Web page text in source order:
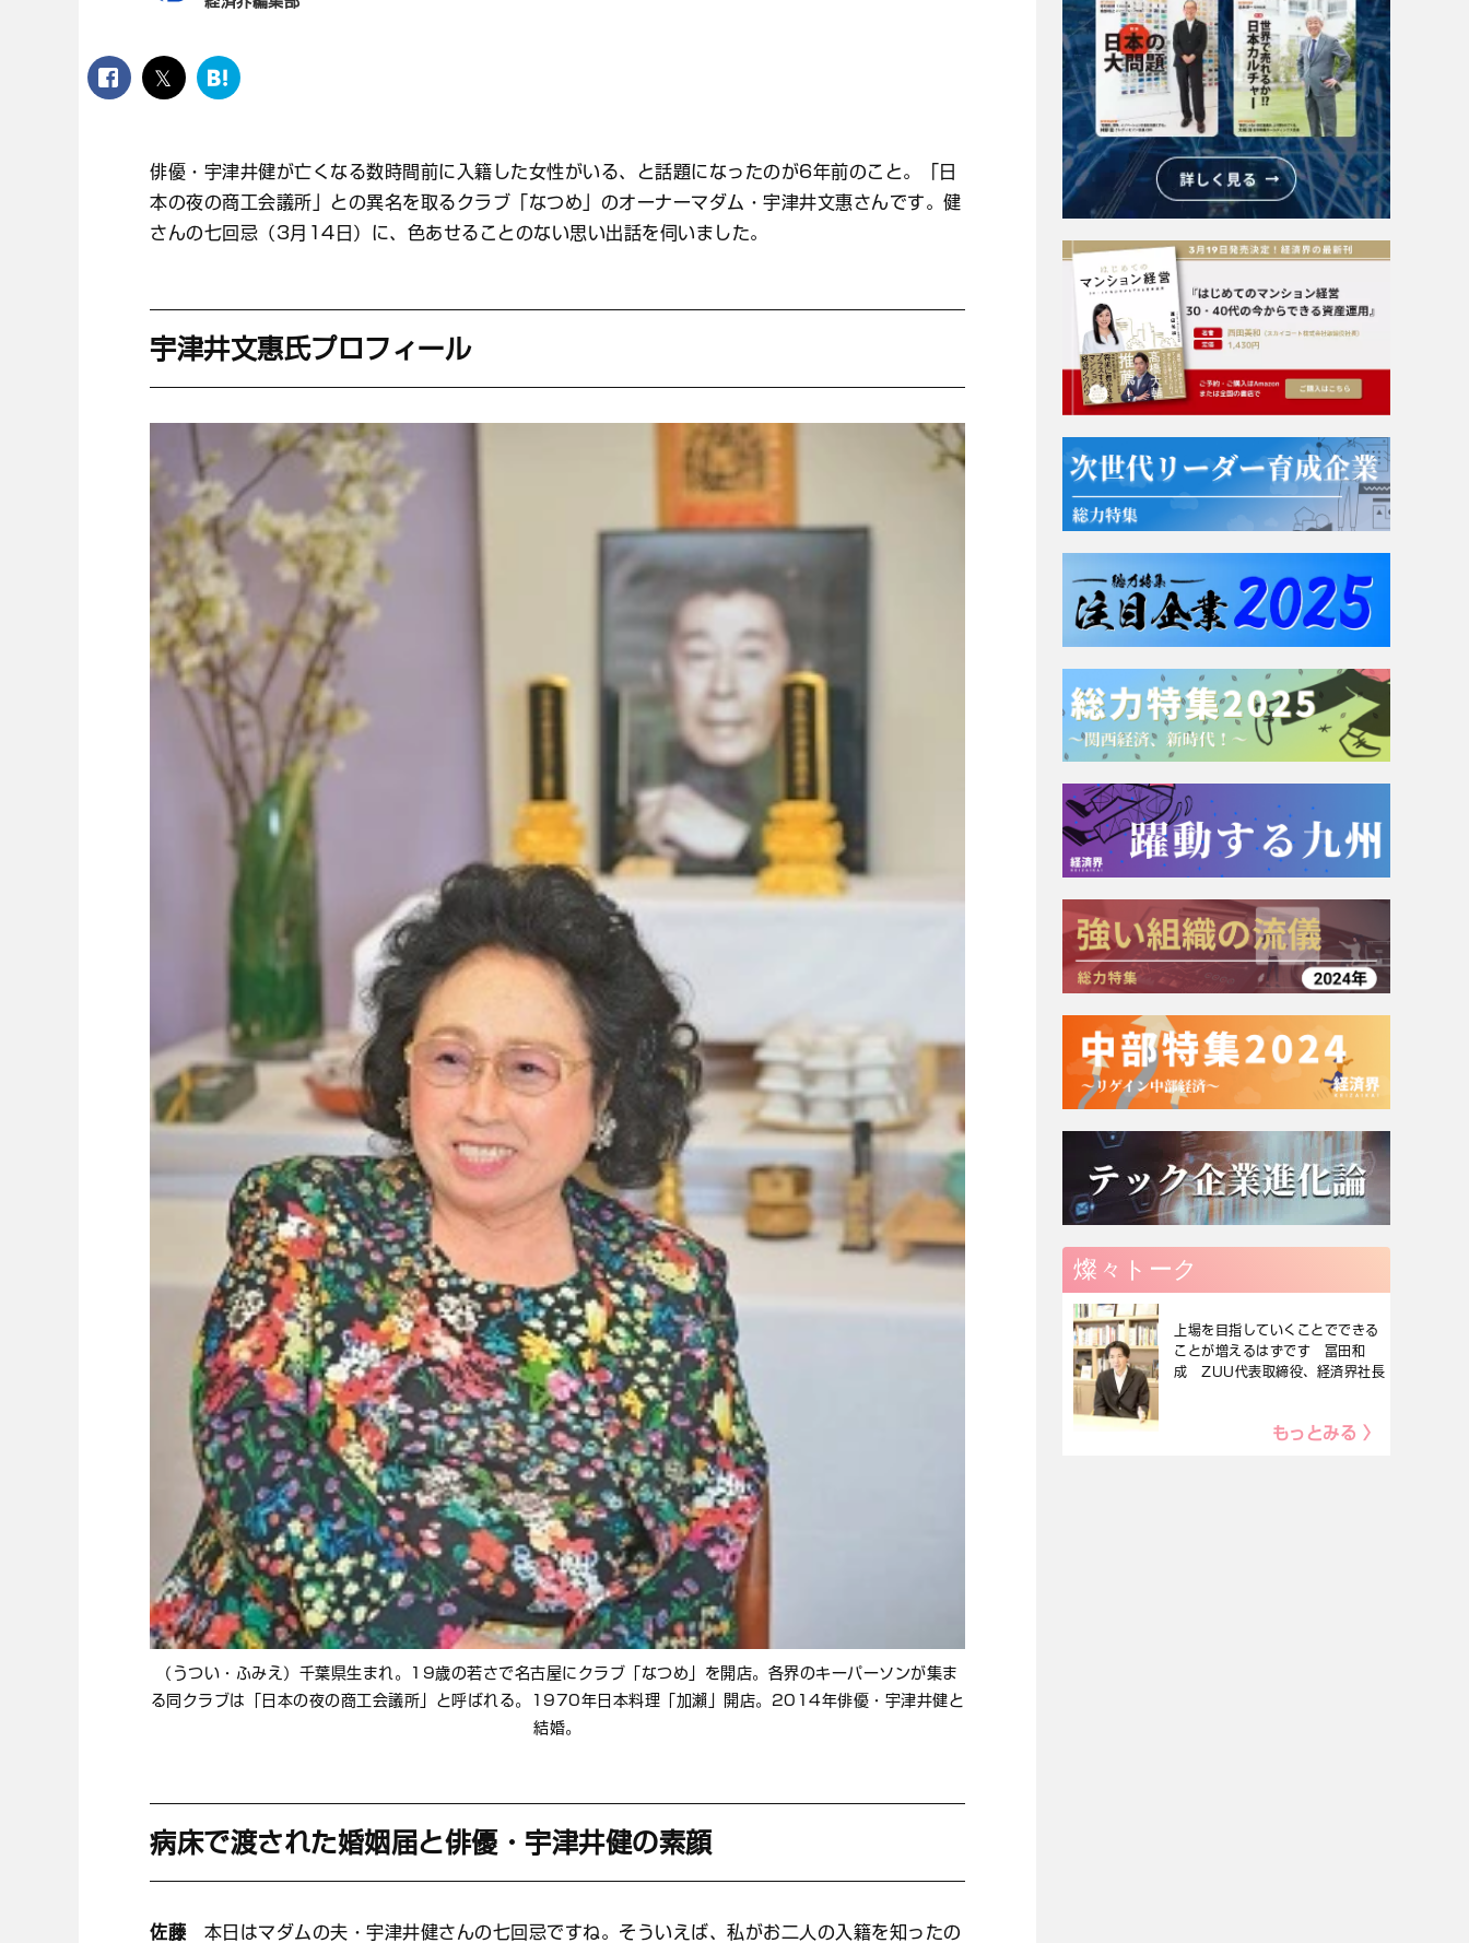
facebook
twitter
は
ッ
ク
マ
ー
俳優・宇津井健が亡くなる数時間前に入籍した女性がいる、と話題になったのが6年前のこと。「日
本の夜の商工会議所」との異名を取るクラブ「なつめ」のオーナーマダム・宇津井文惠さんです。健
さんの七回忌（3月14日）に、色あせることのない思い出話を伺いました。
宇津井文惠氏プロフィール
（うつい・ふみえ）千葉県生まれ。19歳の若さで名古屋にクラブ「なつめ」を開店。各界のキーパーソンが集ま
る同クラブは「日本の夜の商工会議所」と呼ばれる。1970年日本料理「加瀨」開店。2014年俳優・宇津井健と
結婚。
病床で渡された婚姻届と俳優・宇津井健の素顔
佐藤本日はマダムの夫・宇津井健さんの七回忌ですね。そういえば、私がお二人の入籍を知ったの
燦々トーク
上場を目指していくことでできる
ことが増えるはずです 冨田和
成 ZUU代表取締役、経済界社長
もっとみる 〉